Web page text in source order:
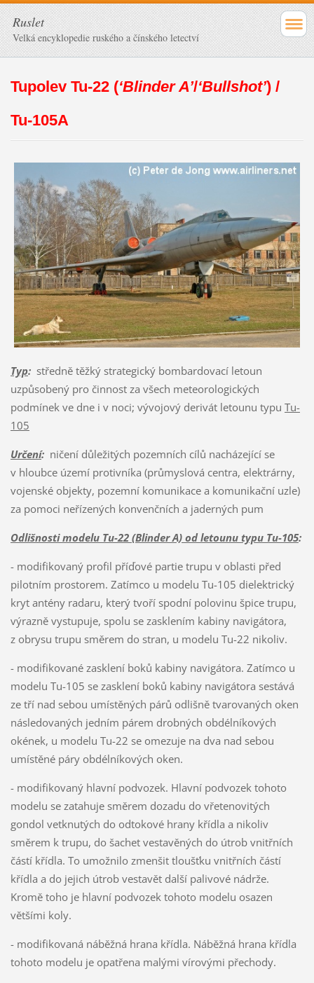
Ruslet
Velká encyklopedie ruského a čínského letectví
Tupolev Tu-22 (‘Blinder A’/‘Bullshot’) /
Tu-105A
Typ:středně těžký strategický bombardovací letoun
uzpůsobený pro činnost za všech meteorologických
podmínek ve dne i v noci; vývojový derivát letounu typu Tu-
105
Určení:ničení důležitých pozemních cílů nacházející se
v hloubce území protivníka (průmyslová centra, elektrárny,
vojenské objekty, pozemní komunikace a komunikační uzle)
za pomoci neřízených konvenčních a jaderných pum
Odlišnosti modelu Tu-22 (Blinder A) od letounu typu Tu-105:
- modifikovaný profil příďové partie trupu v oblasti před
pilotním prostorem. Zatímco u modelu Tu-105 dielektrický
kryt antény radaru, který tvoří spodní polovinu špice trupu,
výrazně vystupuje, spolu se zasklením kabiny navigátora,
z obrysu trupu směrem do stran, u modelu Tu-22 nikoliv.
- modifikované zasklení boků kabiny navigátora. Zatímco u
modelu Tu-105 se zasklení boků kabiny navigátora sestává
ze tří nad sebou umístěných párů odlišně tvarovaných oken
následovaných jedním párem drobných obdélníkových
okének, u modelu Tu-22 se omezuje na dva nad sebou
umístěné páry obdélníkových oken.
- modifikovaný hlavní podvozek. Hlavní podvozek tohoto
modelu se zatahuje směrem dozadu do vřetenovitých
gondol vetknutých do odtokové hrany křídla a nikoliv
směrem k trupu, do šachet vestavěných do útrob vnitřních
částí křídla. To umožnilo zmenšit tloušťku vnitřních částí
křídla a do jejich útrob vestavět další palivové nádrže.
Kromě toho je hlavní podvozek tohoto modelu osazen
většími koly.
- modifikovaná náběžná hrana křídla. Náběžná hrana křídla
tohoto modelu je opatřena malými vírovými přechody.